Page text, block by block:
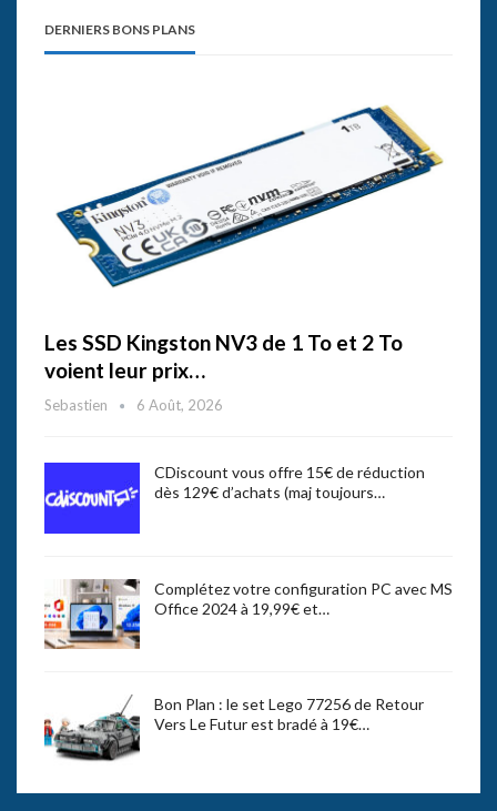
DERNIERS BONS PLANS
Les SSD Kingston NV3 de 1 To et 2 To
voient leur prix…
Sebastien 6 Août, 2026
CDiscount vous offre 15€ de réduction
dès 129€ d’achats (maj toujours…
Complétez votre configuration PC avec MS
Office 2024 à 19,99€ et…
Bon Plan : le set Lego 77256 de Retour
Vers Le Futur est bradé à 19€…